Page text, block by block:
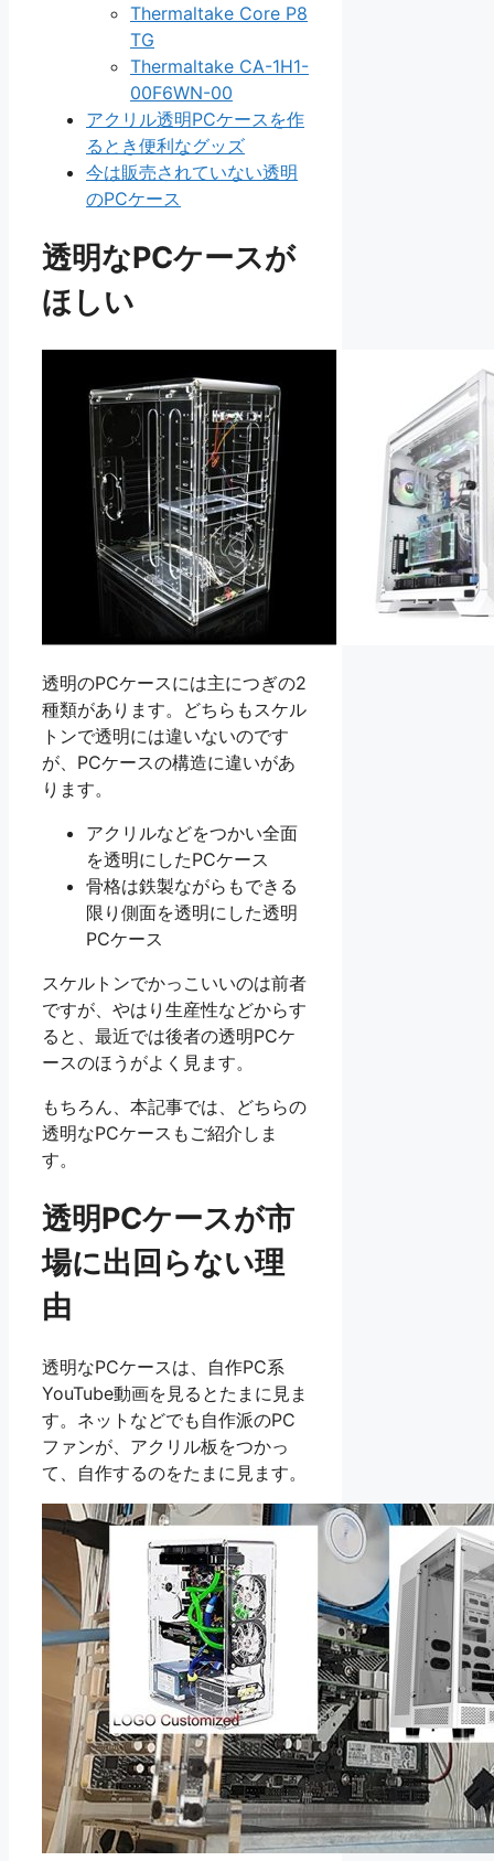
Thermaltake Core P8
TG
Thermaltake CA-1H1-
00F6WN-00
アクリル透明PCケースを作
るとき便利なグッズ
今は販売されていない透明
のPCケース
透明なPCケースが
ほしい
透明のPCケースには主につぎの2
種類があります。どちらもスケル
トンで透明には違いないのです
が、PCケースの構造に違いがあ
ります。
アクリルなどをつかい全面
を透明にしたPCケース
骨格は鉄製ながらもできる
限り側面を透明にした透明
PCケース
スケルトンでかっこいいのは前者
ですが、やはり生産性などからす
ると、最近では後者の透明PCケ
ースのほうがよく見ます。
もちろん、本記事では、どちらの
透明なPCケースもご紹介しま
す。
透明PCケースが市
場に出回らない理
由
透明なPCケースは、自作PC系
YouTube動画を見るとたまに見ま
す。ネットなどでも自作派のPC
ファンが、アクリル板をつかっ
て、自作するのをたまに見ます。